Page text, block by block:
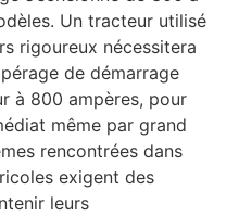
Un tracteur utilisé
rigoureux nécessitera
de démarrage
à 800 ampères, pour
même par grand
rencontrées dans
exigent des
leurs